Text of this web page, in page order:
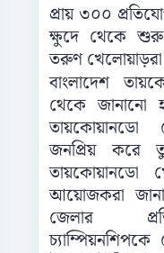
প্রায় ৩০০
ক্ষুদে থেকে
তরুণ
বাংলাদেশ
থেকে জানানো
তায়কোয়ানডো
জনপ্রিয় করে
তায়কোয়ানডো
আয়োজকরা
জেলার
চ্যাম্পিয়নশিপকে